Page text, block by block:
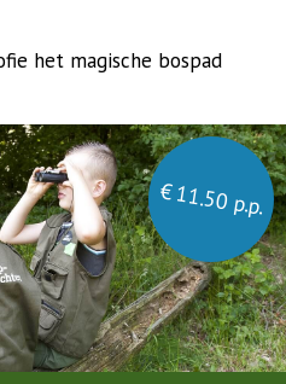
het magische bospad
€ 11.50 p.p.